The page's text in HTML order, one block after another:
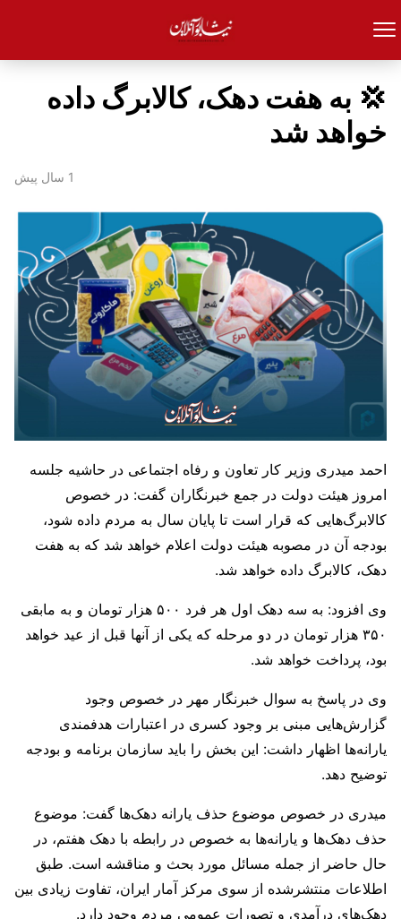
💢 به هفت دهک، کالابرگ داده
خواهد شد
1 سال پیش
احمد میدری وزیر کار تعاون و رفاه اجتماعی در حاشیه جلسه
امروز هیئت دولت در جمع خبرنگاران گفت: در خصوص
کالابرگ‌هایی که قرار است تا پایان سال به مردم داده شود،
بودجه آن در مصوبه هیئت دولت اعلام خواهد شد که به هفت
دهک، کالابرگ داده خواهد شد.
وی افزود: به سه دهک اول هر فرد ۵۰۰ هزار تومان و به مابقی
۳۵۰ هزار تومان در دو مرحله که یکی از آنها قبل از عید خواهد
بود، پرداخت خواهد شد.
وی در پاسخ به سوال خبرنگار مهر در خصوص وجود
گزارش‌هایی مبنی بر وجود کسری در اعتبارات هدفمندی
یارانه‌ها اظهار داشت: این بخش را باید سازمان برنامه و بودجه
توضیح دهد.
میدری در خصوص موضوع حذف یارانه دهک‌ها گفت: موضوع
حذف دهک‌ها و یارانه‌ها به خصوص در رابطه با دهک هفتم، در
حال حاضر از جمله مسائل مورد بحث و مناقشه است. طبق
اطلاعات منتشرشده از سوی مرکز آمار ایران، تفاوت زیادی بین
دهک‌های درآمدی و تصورات عمومی مردم وجود دارد.